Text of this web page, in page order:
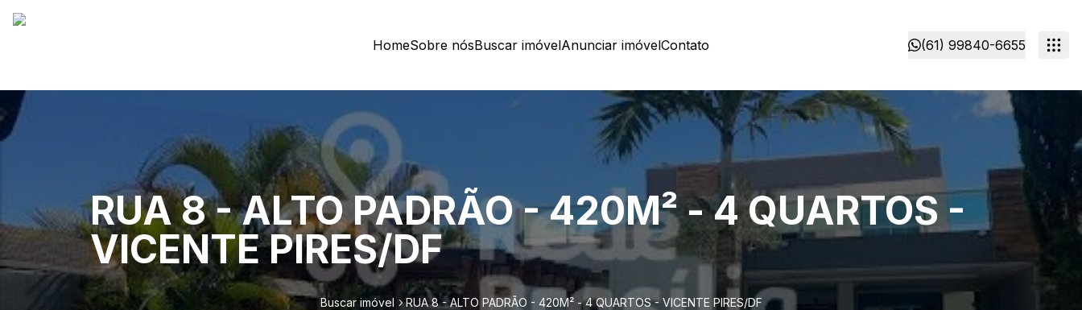
HomeSobre nósBuscar imóvelAnunciar imóvelContato (61) 99840-6655
RUA 8 - ALTO PADRÃO - 420M² - 4 QUARTOS -
VICENTE PIRES/DF
Buscar imóvel RUA 8 - ALTO PADRÃO - 420M² - 4 QUARTOS - VICENTE PIRES/DF